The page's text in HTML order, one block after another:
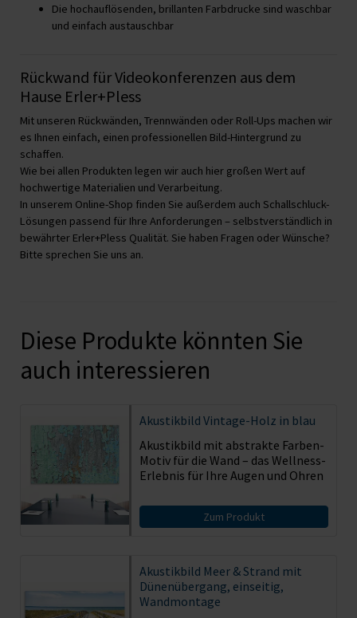
Die hochauflösenden, brillanten Farbdrucke sind waschbar
und einfach austauschbar
Rückwand für Videokonferenzen aus dem
Hause Erler+Pless
Mit unseren Rückwänden, Trennwänden oder Roll-Ups machen wir
es Ihnen einfach, einen professionellen Bild-Hintergrund zu
schaffen.
Wie bei allen Produkten legen wir auch hier großen Wert auf
hochwertige Materialien und Verarbeitung.
In unserem Online-Shop finden Sie außerdem auch Schallschluck-
Lösungen passend für Ihre Anforderungen – selbstverständlich in
bewährter Erler+Pless Qualität. Sie haben Fragen oder Wünsche?
Bitte sprechen Sie uns an.
Diese Produkte könnten Sie
auch interessieren
Akustikbild Vintage-Holz in blau
Akustikbild mit abstrakte Farben-
Motiv für die Wand – das Wellness-
Erlebnis für Ihre Augen und Ohren
Zum Produkt
Akustikbild Meer & Strand mit
Dünenübergang, einseitig,
Wandmontage